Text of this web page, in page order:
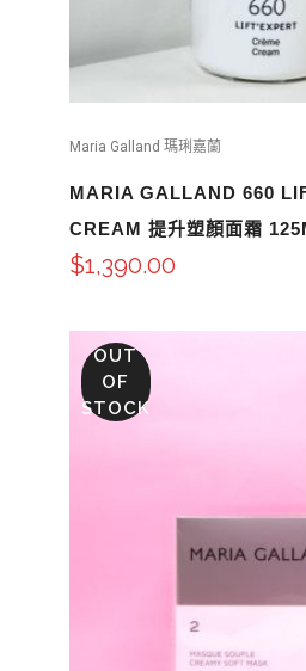
Maria Galland 瑪琍嘉蘭
MARIA GALLAND 660
CREAM 提升塑顏面霜
$1,390.00
OUT
OF
STOCK